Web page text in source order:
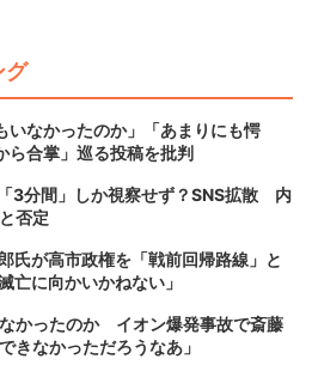
グ
いなかったのか」「あまりにも愕
合掌」巡る投稿を批判
3分間」しか視察せず？SNS拡散 内
否定
氏が高市政権を「戦前回帰路線」と
に向かいかねない」
かったのか イオン爆発事故で斎藤
きなかっただろうなあ」